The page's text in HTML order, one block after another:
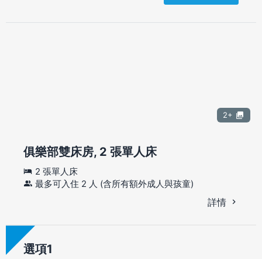
2+
俱樂部雙床房, 2 張單人床
2 張單人床
最多可入住 2 人 (含所有額外成人與孩童)
詳情
選項